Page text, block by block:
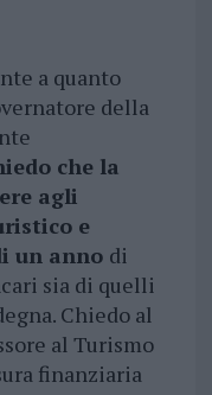
a quanto
della
che la
agli
e
un anno di
sia di quelli
Chiedo al
al Turismo
finanziaria